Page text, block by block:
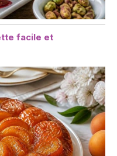
facile et